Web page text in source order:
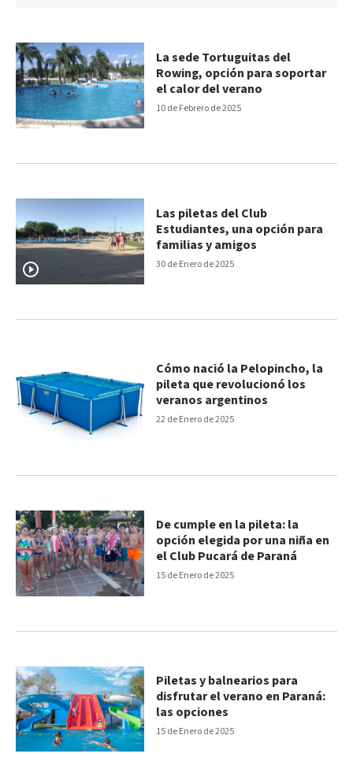
10 de Febrero de 2025
La sede Tortuguitas del
Rowing, opción para soportar
el calor del verano
30 de Enero de 2025
Las piletas del Club
Estudiantes, una opción para
familias y amigos
22 de Enero de 2025
Cómo nació la Pelopincho, la
pileta que revolucionó los
veranos argentinos
15 de Enero de 2025
De cumple en la pileta: la
opción elegida por una niña en
el Club Pucará de Paraná
15 de Enero de 2025
Piletas y balnearios para
disfrutar el verano en Paraná:
las opciones